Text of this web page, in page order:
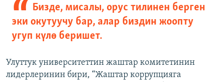
Бизде, мисалы, орус тилинен берген
эки окутуучу бар, алар биздин жоопту
угуп күлө беришет.
Улуттук университеттин жаштар комитетинин
лидерлеринин бири, “Жаштар коррупцияга